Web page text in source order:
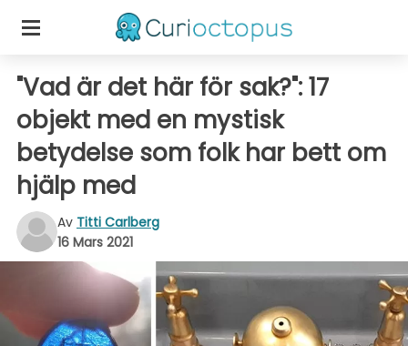
"Vad är det här för sak?": 17
objekt med en mystisk
betydelse som folk har bett om
hjälp med
Av Titti Carlberg
16 Mars 2021